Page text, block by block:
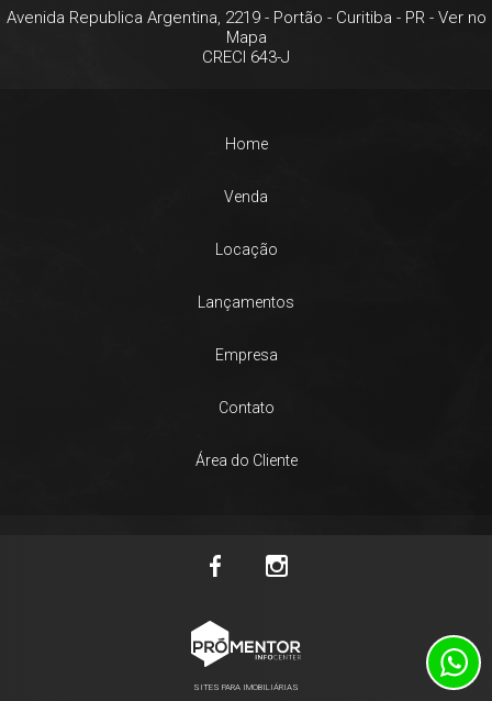
Avenida Republica Argentina, 2219- Portão - Curitiba - PR- Ver no
Mapa
CRECI 643-J
Home
Venda
Locação
Lançamentos
Empresa
Contato
Área do Cliente
SITES PARA IMOBILIÁRIAS